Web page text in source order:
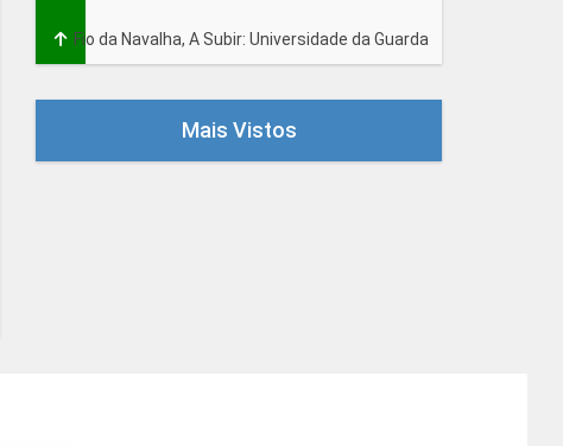
Fio da Navalha, A Subir: Universidade da Guarda
Mais Vistos